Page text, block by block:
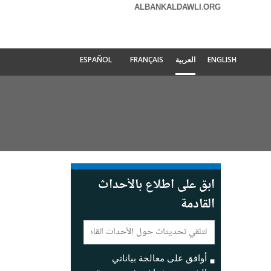
ALBANKALDAWLI.ORG
ENGLISH العربية FRANÇAIS
ESPAÑOL
ابق على اطلاع بالأحداث
القادمة
E-
mail:
أوافق على معالجة بياناتي